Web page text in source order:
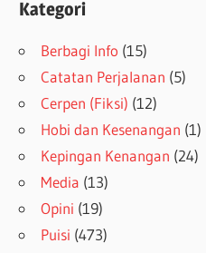
Kategori
Berbagi Info (15)
Catatan Perjalanan (5)
Cerpen (Fiksi) (12)
Hobi dan Kesenangan (1)
Kepingan Kenangan (24)
Media (13)
Opini (19)
Puisi (473)